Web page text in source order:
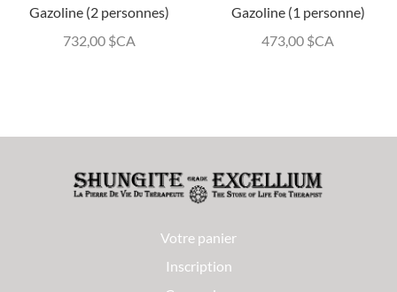
Gazoline (2 personnes)
732,00 $CA
Gazoline (1 personne)
473,00 $CA
Votre panier
Inscription